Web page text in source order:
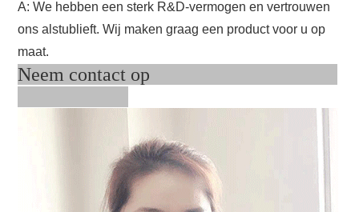
A: We hebben een sterk R&D-vermogen en vertrouwen
ons alstublieft. Wij maken graag een product voor u op
maat.
Neem contact op